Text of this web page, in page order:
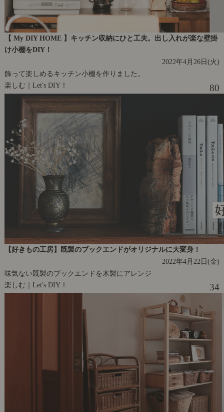
【 My DIY HOME 】キッチン収納にひと工夫。出し入れが楽な壁掛
け小棚をDIY！
2022年4月26日(火)
飾って楽しめるキッチン小棚を作りました。
楽しむ｜Let's DIY！
80
【好きもの工房】既製のブックエンドがオリジナルに大変身！
2022年4月22日(金)
味気ない既製のブックエンドを木製にアレンジ
楽しむ｜Let's DIY！
34